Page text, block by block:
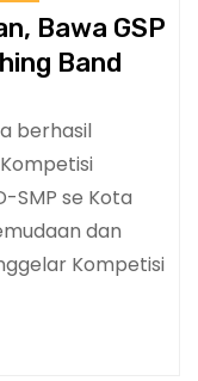
Bawa GSP
Band
berhasil
SMP se Kota
dan
Kompetisi